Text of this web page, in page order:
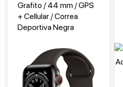
Grafito / 44 mm / GPS
+ Cellular / Correa
Deportiva Negra